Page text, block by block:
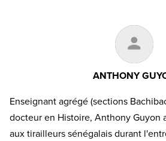
ANTHONY
Enseignant agrégé (sections
docteur en Histoire, Anthony Guyon
aux tirailleurs sénégalais durant